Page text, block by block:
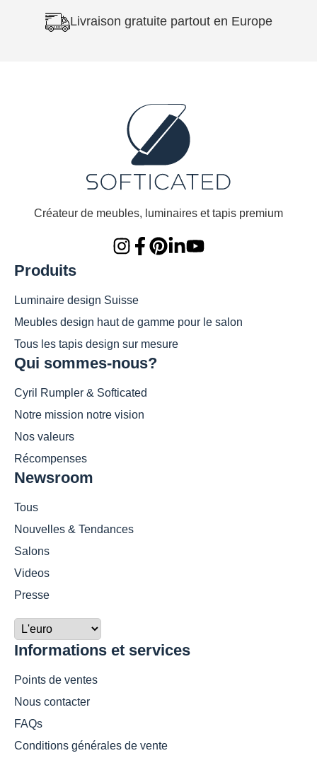
Livraison gratuite partout en Europe
Créateur de meubles, luminaires et tapis premium
Produits
Luminaire design Suisse
Meubles design haut de gamme pour le salon
Tous les tapis design sur mesure
Qui sommes-nous?
Cyril Rumpler & Softicated
Notre mission notre vision
Nos valeurs
Récompenses
Newsroom
Tous
Nouvelles & Tendances
Salons
Videos
Presse
Informations et services
Points de ventes
Nous contacter
FAQs
Conditions générales de vente